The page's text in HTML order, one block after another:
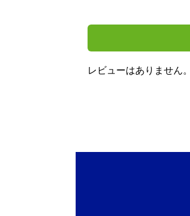
レビューはありません。